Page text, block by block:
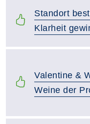
Standort
Klarheit
Valentine &
Weine der